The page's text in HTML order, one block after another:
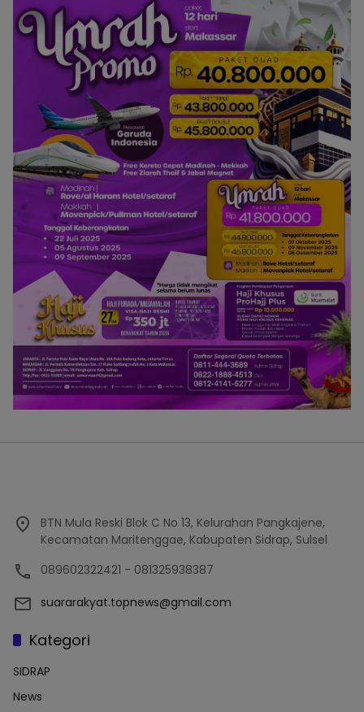
BTN Mula Reski Blok C No 13, Kelurahan Pangkajene,
Kecamatan Maritenggae, Kabupaten Sidrap, Sulsel
089602322421 - 081325938387
suararakyat.topnews@gmail.com
Kategori
SIDRAP
News